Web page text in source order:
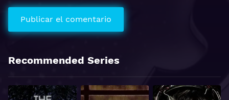
Recommended Series